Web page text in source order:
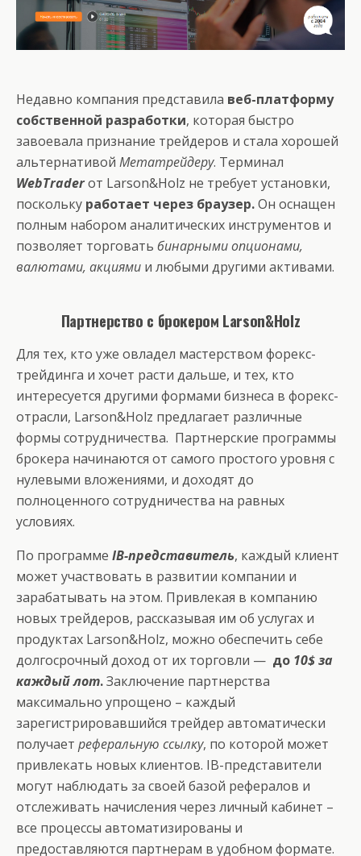
Недавно компания представила веб-платформу
собственной разработки, которая быстро
завоевала признание трейдеров и стала хорошей
альтернативой Метатрейдеру. Терминал
WebTraderот Larson&Holz не требует установки,
поскольку работает через браузер.Он оснащен
полным набором аналитических инструментов и
позволяет торговать бинарными опционами,
валютами, акциями и любыми другими активами.
Партнерство с брокером Larson&Holz
Для тех, кто уже овладел мастерством форекс-
трейдинга и хочет расти дальше, и тех, кто
интересуется другими формами бизнеса в форекс-
отрасли, Larson&Holz предлагает различные
формы сотрудничества. Партнерские программы
брокера начинаются от самого простого уровня с
нулевыми вложениями, и доходят до
полноценного сотрудничества на равных
условиях.
По программе IB-представитель, каждый клиент
может участвовать в развитии компании и
зарабатывать на этом. Привлекая в компанию
новых трейдеров, рассказывая им об услугах и
продуктах Larson&Holz, можно обеспечить себе
долгосрочный доход от их торговли — до 10$ за
каждый лот.Заключение партнерства
максимально упрощено – каждый
зарегистрировавшийся трейдер автоматически
получает реферальную ссылку, по которой может
привлекать новых клиентов. IB-представители
могут наблюдать за своей базой рефералов и
отслеживать начисления через личный кабинет –
все процессы автоматизированы и
предоставляются партнерам в удобном формате.